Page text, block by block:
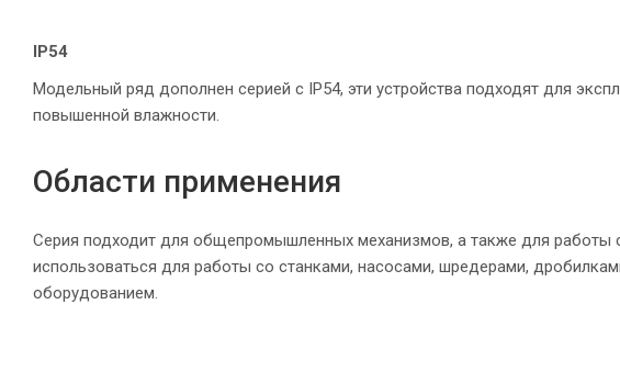
IP54
Модельный ряд дополнен серией с IP54, эти устройства подходят для
повышенной влажности.
Области применения
Серия подходит для общепромышленных механизмов, а также для работы
использоваться для работы со станками, насосами, шредерами,
оборудованием.